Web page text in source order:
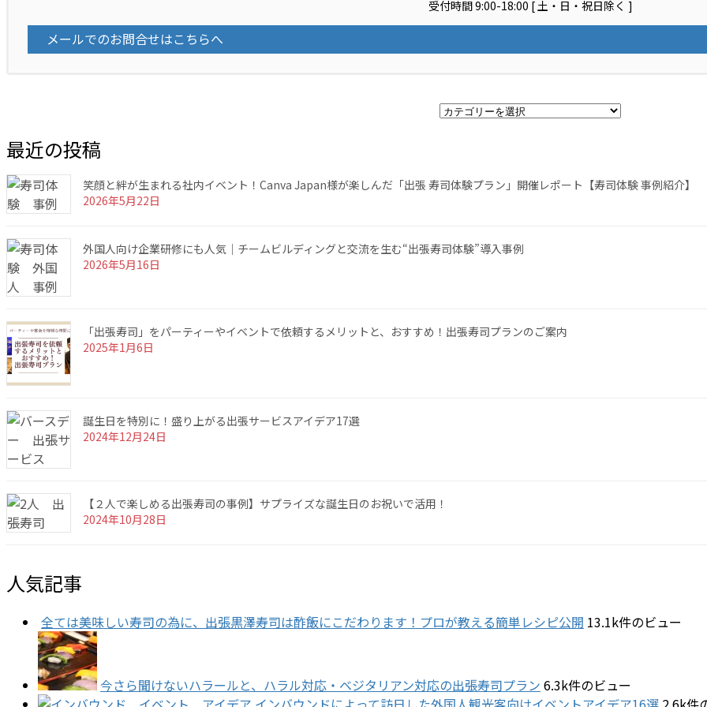
受付時間 9:00-18:00 [ 土・日・祝日除く ]
メールでのお問合せはこちらへ
カ
ー
最近の投稿
笑顔と絆が生まれる社内イベント！Canva Japan様が楽しんだ「出張 寿司体験プラン」開催レポート【寿司体験 事例紹介】
2026年5月22日
外国人向け企業研修にも人気｜チームビルディングと交流を生む“出張寿司体験”導入事例
2026年5月16日
「出張寿司」をパーティーやイベントで依頼するメリットと、おすすめ！出張寿司プランのご案内
2025年1月6日
誕生日を特別に！盛り上がる出張サービスアイデア17選
2024年12月24日
【２人で楽しめる出張寿司の事例】サプライズな誕生日のお祝いで活用！
2024年10月28日
人気記事
全ては美味しい寿司の為に、出張黒澤寿司は酢飯にこだわります！プロが教える簡単レシピ公開 13.1k件のビュー
今さら聞けないハラールと、ハラル対応・ベジタリアン対応の出張寿司プラン 6.3k件のビュー